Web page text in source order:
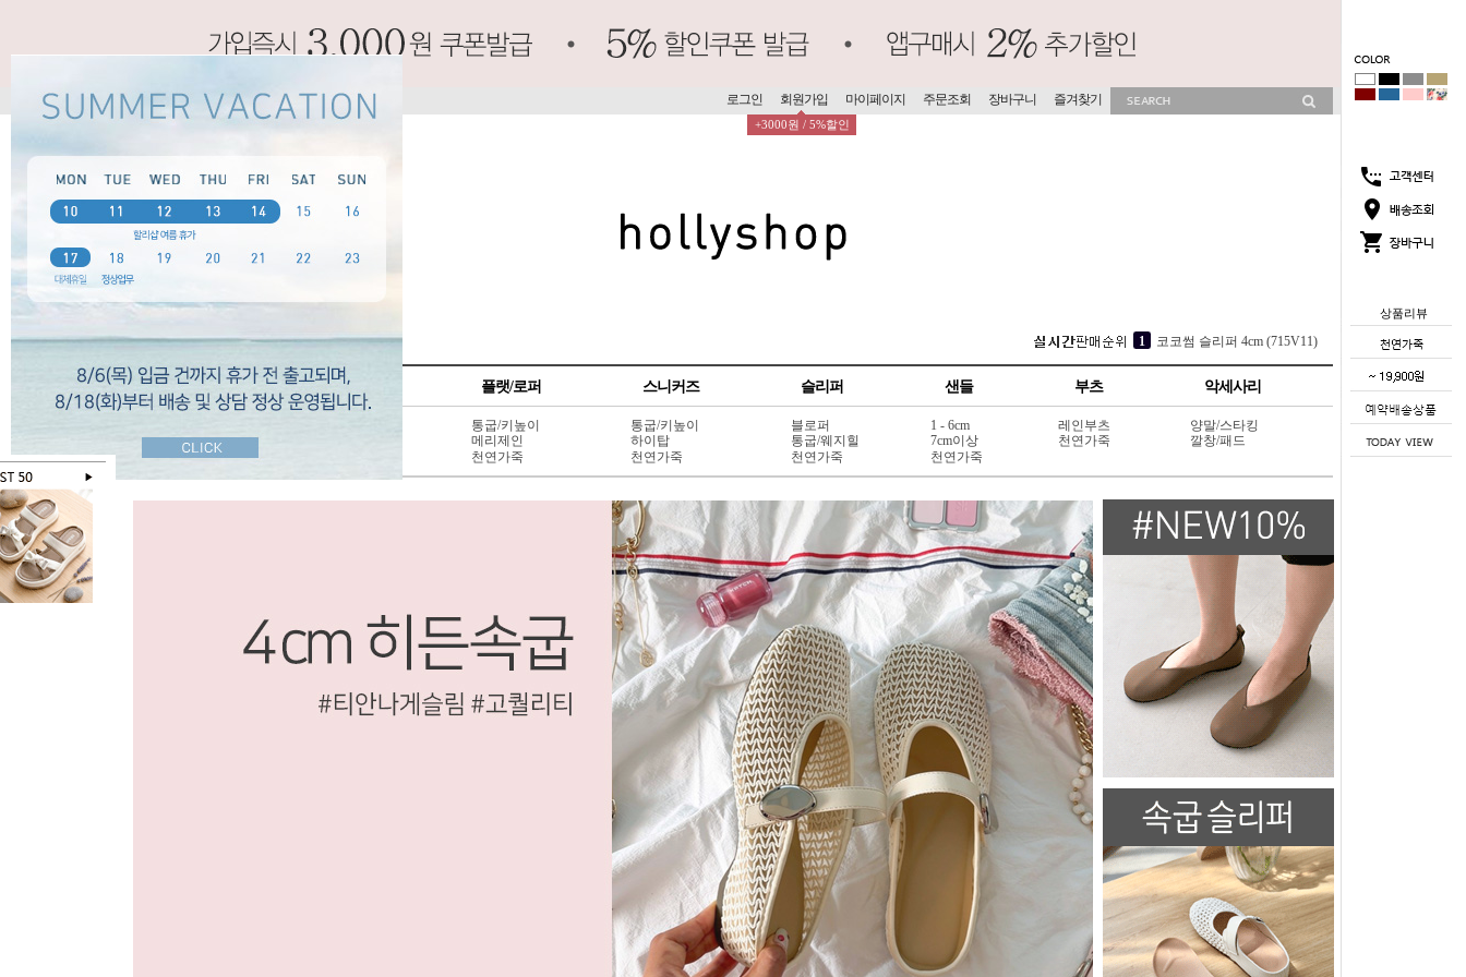
상품리뷰
로그인 회원가입
+3000원 / 5%할인
마이페이지 주문조회 장바구니 즐겨찾기
3 소프라 속굽 슬리퍼 4cm (417V9)
4 [소가죽] 각선미 웨지 슬리퍼 7cm (404L6)
[소가죽] 도트 펀칭 블로퍼 4cm (415V7)
코코썸 슬리퍼 4cm (715V11)
뮤이즈 히든굽 슬리퍼 4cm (702V13)
SPECIAL 펌프스 플랫/로퍼 스니커즈 슬리퍼 샌들 부츠 악세사리
BEST 50
SALE
통굽/키높이
메리제인
천연가죽
통굽/키높이
하이탑
천연가죽
블로퍼
통굽/웨지힐
천연가죽
1 - 6cm
7cm이상
천연가죽
레인부츠
천연가죽
양말/스타킹
깔창/패드